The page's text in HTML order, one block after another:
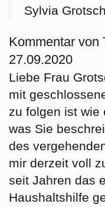
Sylvia Grotsch
Kommentar von
27.09.2020
Liebe Frau
mit
zu folgen ist wie
was Sie
des
mir derzeit voll
seit Jahren das
Haushaltshilfe